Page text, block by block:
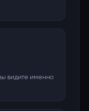
видите именно